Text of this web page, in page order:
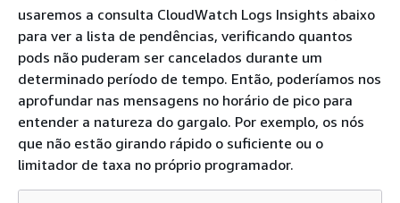
usaremos a consulta CloudWatch Logs Insights abaixo
para ver a lista de pendências, verificando quantos
pods não puderam ser cancelados durante um
determinado período de tempo. Então, poderíamos nos
aprofundar nas mensagens no horário de pico para
entender a natureza do gargalo. Por exemplo, os nós
que não estão girando rápido o suficiente ou o
limitador de taxa no próprio programador.